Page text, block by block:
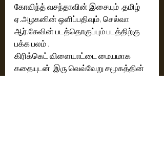
கோவிந்த் வசந்தாவின் இசையும் ,தமிழ்
ஏ.அழகனின் ஒளிப்பதிவும், செல்வா
ஆர்.கேவின் படத்தொகுப்பும் படத்திற்கு
பக்க பலம் .
கிரிக்கெட் விளையாட்டை மையமாக
கதையுடன்  இரு வெவ்வேறு சமூகத்தின்